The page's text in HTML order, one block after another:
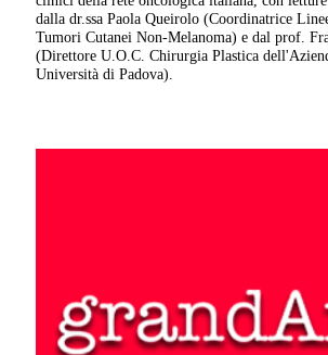
dalla dr.ssa Paola Queirolo (Coordinatrice
Tumori Cutanei Non-Melanoma) e dal prof.
(Direttore U.O.C. Chirurgia Plastica
Università di Padova).